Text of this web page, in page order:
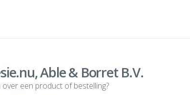
Able & Borret B.V.
over een product of bestelling?